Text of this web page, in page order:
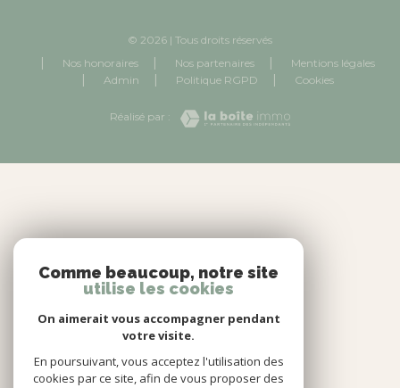
© 2026 | Tous droits réservés
Nos honoraires
Nos partenaires
Mentions légales
Admin
Politique RGPD Cookies
Réalisé par :
Comme beaucoup, notre site
utilise les cookies
On aimerait vous accompagner pendant
votre visite.
En poursuivant, vous acceptez l'utilisation des
cookies par ce site, afin de vous proposer des